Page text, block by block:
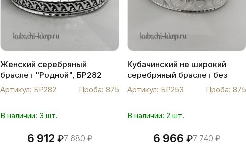
Женский серебряный
браслет "Родной", БР282
Артикул: БР282 Проба: 875
В наличии: 3 шт.
6 912 ₽7 680₽
Кубачинский не широкий
серебряный браслет без
чернения, БР253
Артикул: БР253 Проба: 875
В наличии: 2 шт.
6 966 ₽7 740₽